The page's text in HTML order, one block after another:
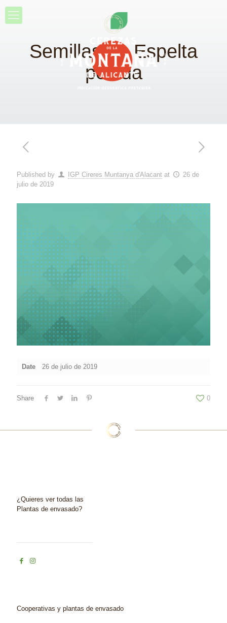
Semillas de Espelta
pelada
Published by IGP Cireres Muntanya d'Alacant at
26 de
julio de 2019
Date 26 de julio de 2019
Share 0
¿Quieres ver todas las
Plantas de envasado?
Cooperativas y plantas de envasado